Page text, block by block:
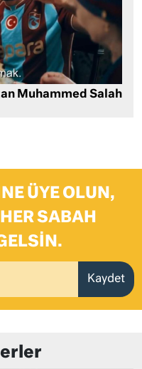
Muhammed Salah
ÜYE OLUN,
SABAH
Kaydet